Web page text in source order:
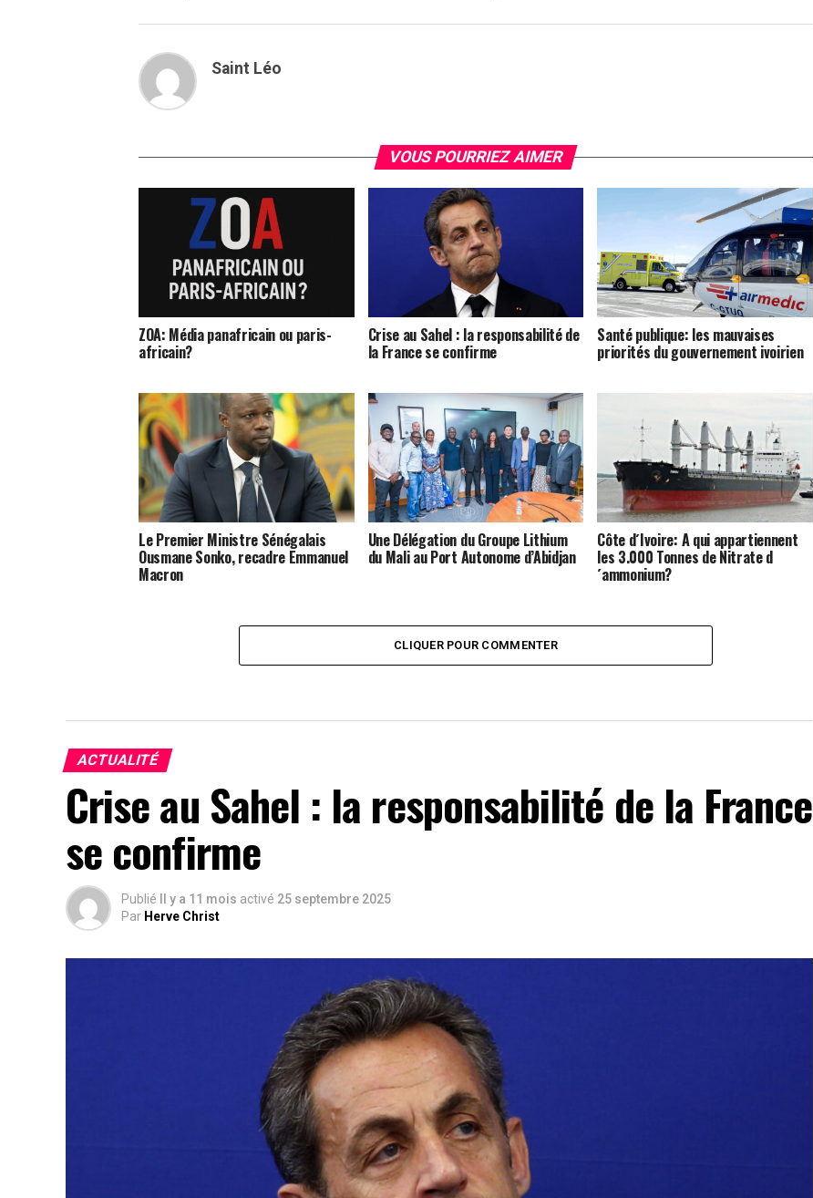
Saint Léo
VOUS POURRIEZ AIMER
ZOA: Média panafricain ou paris-
africain?
Crise au Sahel : la responsabilité de
la France se confirme
Santé publique: les mauvaises
priorités du gouvernement ivoirien
Le Premier Ministre Sénégalais
Ousmane Sonko, recadre Emmanuel
Macron
Une Délégation du Groupe Lithium
du Mali au Port Autonome d’Abidjan
Côte d´Ivoire: A qui appartiennent
les 3.000 Tonnes de Nitrate d
´ammonium?
CLIQUER POUR COMMENTER
ACTUALITÉ
Crise au Sahel : la responsabilité de la France
se confirme
Publié Il y a 11 mois activé 25 septembre 2025
Par Herve Christ